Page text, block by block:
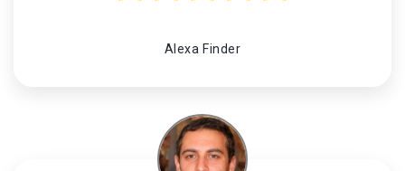
Alexa Finder